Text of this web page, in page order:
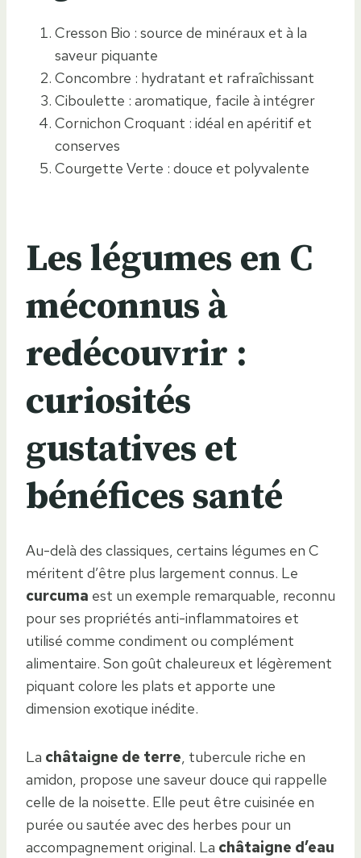
Cresson Bio : source de minéraux et à la
saveur piquante
Concombre : hydratant et rafraîchissant
Ciboulette : aromatique, facile à intégrer
Cornichon Croquant : idéal en apéritif et
conserves
Courgette Verte : douce et polyvalente
Les légumes en C
méconnus à
redécouvrir :
curiosités
gustatives et
bénéfices santé
Au-delà des classiques, certains légumes en C
méritent d’être plus largement connus. Le
curcuma est un exemple remarquable, reconnu
pour ses propriétés anti-inflammatoires et
utilisé comme condiment ou complément
alimentaire. Son goût chaleureux et légèrement
piquant colore les plats et apporte une
dimension exotique inédite.
La châtaigne de terre, tubercule riche en
amidon, propose une saveur douce qui rappelle
celle de la noisette. Elle peut être cuisinée en
purée ou sautée avec des herbes pour un
accompagnement original. La châtaigne d’eau